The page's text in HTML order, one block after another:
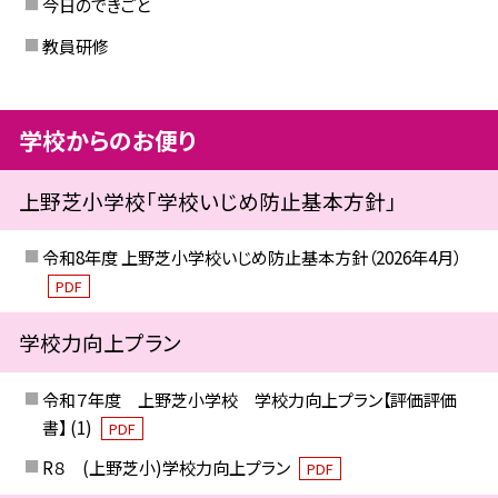
今日のできごと
教員研修
学校からのお便り
上野芝小学校「学校いじめ防止基本方針」
令和8年度 上野芝小学校いじめ防止基本方針（2026年4月）
PDF
学校力向上プラン
令和７年度 上野芝小学校 学校力向上プラン【評価評価
書】 (1)
PDF
R８ (上野芝小)学校力向上プラン PDF